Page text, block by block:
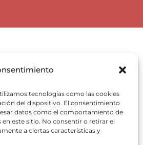
tecnologías como las cookies
del dispositivo. El consentimiento
datos como el comportamiento de
este sitio. No consentir o retirar el
a ciertas características y
y Resiliencia, para
Transición Ecológica y el